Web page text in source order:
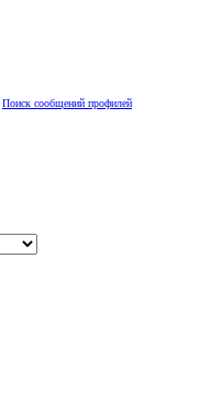
Поиск сообщений профилей